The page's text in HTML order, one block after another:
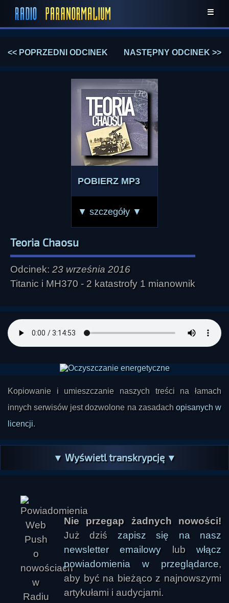
☰
<< POPRZEDNI ODCINEK NASTĘPNY ODCINEK >>
POBIERZ MP3
▼ szczegóły ▼
Teoria Chaosu
Odcinek: 23 września 2016
Titanic i MH370 - 2 katastrofy 1 mianownik
Kopiowanie i umieszczanie naszych treści na łamach
innych serwisów jest dozwolone na zasadach opisanych w
licencji.
▼ Wyświetl transkrypcję ▼
Nie przegap żadnych nowości!
Już dziś zapisz się na nasz
newsletter emailowy lubwłącz
powiadomienia w przeglądarce,
aby być na bieżąco z najnowszymi
artykułami i audycjami.
Kidler